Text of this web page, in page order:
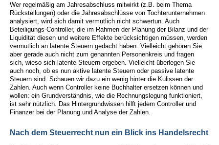
Wer regelmäßig am Jahresabschluss mitwirkt (z.B. beim Thema
Rückstellungen) oder die Jahresabschlüsse von Tochterunternehmen
analysiert, wird sich damit vermutlich nicht schwertun. Auch
Beteiligungs-Controller, die im Rahmen der Planung der Bilanz und der
Liquidität diesen und weitere Effekte berücksichtigen müssen, werden
vermutlich an latente Steuern gedacht haben. Vielleicht gehören Sie
aber gerade auch nicht zum genannten Personenkreis und fragen
sich, wieso sich latente Steuern ergeben. Vielleicht überlegen Sie
auch noch, ob es nun aktive latente Steuern oder passive latente
Steuern sind. Schauen wir dazu ein wenig hinter die Kulissen der
Zahlen. Auch wenn Controller keine Buchhalter ersetzen können und
wollen: ein Grundverständnis, wie die Rechnungslegung funktioniert,
ist sehr nützlich. Das Hintergrundwissen hilft jedem Controller und
Finanzer bei der Planung und Analyse der Zahlen.
Nach dem Steuerrecht nun ein Blick ins Handelsrecht